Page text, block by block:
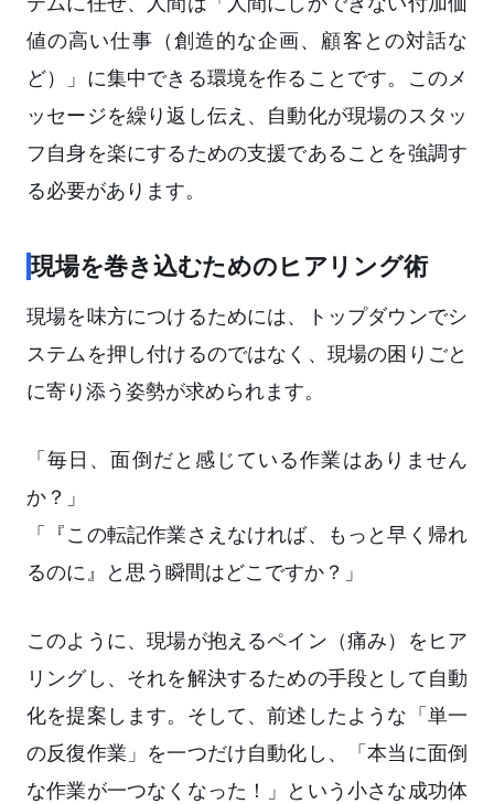
値の高い仕事（創造的な企画、顧客との対話な
ど）」に集中できる環境を作ることです。このメ
ッセージを繰り返し伝え、自動化が現場のスタッ
フ自身を楽にするための支援であることを強調す
る必要があります。
現場を巻き込むためのヒアリング術
現場を味方につけるためには、トップダウンでシ
ステムを押し付けるのではなく、現場の困りごと
に寄り添う姿勢が求められます。
「毎日、面倒だと感じている作業はありません
か？」
「『この転記作業さえなければ、もっと早く帰れ
るのに』と思う瞬間はどこですか？」
このように、現場が抱えるペイン（痛み）をヒア
リングし、それを解決するための手段として自動
化を提案します。そして、前述したような「単一
の反復作業」を一つだけ自動化し、「本当に面倒
な作業が一つなくなった！」という小さな成功体